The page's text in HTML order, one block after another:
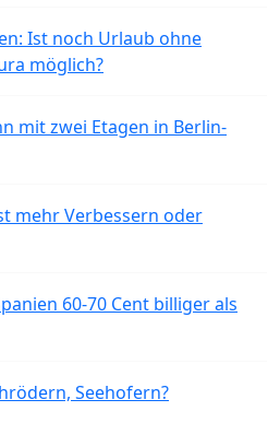
Ist noch Urlaub ohne
möglich?
mit zwei Etagen in Berlin-
mehr Verbessern oder
60-70 Cent billiger als
Seehofern?